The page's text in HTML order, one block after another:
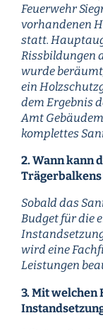
Feuerwehr
vorhandenen
statt.
Rissbildungen
wurde
ein
dem Ergebnis
Amt
komplettes
2. Wann kann
Trägerbalkens
Sobald das
Budget für die
wird eine
Leistungen
3. Mit welchen